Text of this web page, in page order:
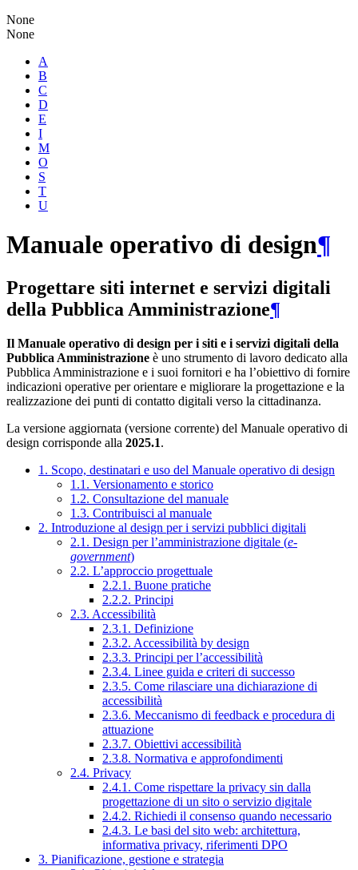
None
None
A
B
C
D
E
I
M
O
S
T
U
Manuale operativo di design¶
Progettare siti internet e servizi digitali
della Pubblica Amministrazione¶
Il Manuale operativo di design per i siti e i servizi digitali della
Pubblica Amministrazione è uno strumento di lavoro dedicato alla
Pubblica Amministrazione e i suoi fornitori e ha l’obiettivo di fornire
indicazioni operative per orientare e migliorare la progettazione e la
realizzazione dei punti di contatto digitali verso la cittadinanza.
La versione aggiornata (versione corrente) del Manuale operativo di
design corrisponde alla 2025.1.
1. Scopo, destinatari e uso del Manuale operativo di design
1.1. Versionamento e storico
1.2. Consultazione del manuale
1.3. Contribuisci al manuale
2. Introduzione al design per i servizi pubblici digitali
2.1. Design per l’amministrazione digitale (e-
government)
2.2. L’approccio progettuale
2.2.1. Buone pratiche
2.2.2. Principi
2.3. Accessibilità
2.3.1. Definizione
2.3.2. Accessibilità by design
2.3.3. Principi per l’accessibilità
2.3.4. Linee guida e criteri di successo
2.3.5. Come rilasciare una dichiarazione di
accessibilità
2.3.6. Meccanismo di feedback e procedura di
attuazione
2.3.7. Obiettivi accessibilità
2.3.8. Normativa e approfondimenti
2.4. Privacy
2.4.1. Come rispettare la privacy sin dalla
progettazione di un sito o servizio digitale
2.4.2. Richiedi il consenso quando necessario
2.4.3. Le basi del sito web: architettura,
informativa privacy, riferimenti DPO
3. Pianificazione, gestione e strategia